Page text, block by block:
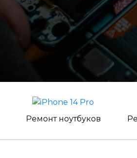
Ремонт ноутбуков